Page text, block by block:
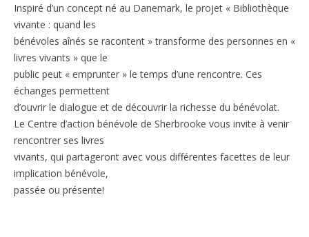
Inspiré d’un concept né au Danemark, le projet « Bibliothèque
vivante : quand les
bénévoles aînés se racontent » transforme des personnes en «
livres vivants » que le
public peut « emprunter » le temps d’une rencontre. Ces
échanges permettent
d’ouvrir le dialogue et de découvrir la richesse du bénévolat.
Le Centre d’action bénévole de Sherbrooke vous invite à venir
rencontrer ses livres
vivants, qui partageront avec vous différentes facettes de leur
implication bénévole,
passée ou présente!